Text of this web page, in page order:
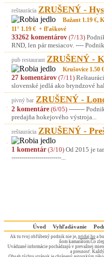
reštaurácia ZRUŠENÝ -
Bažant 1.19 €,
11° 1.19 € + fľaškové
33262 komentárov (7/13)
RND, len pár mesiacov. ----
pub restaurant ZRUŠENÝ -
Krušovice 1.50
27 komentárov (7/11)
slovenské jedlá ako bryndzové
pivný bar ZRUŠENÝ -
2 komentáre (6/05) --------
predajňa hokejového výstroja...
reštaurácia ZRUŠENÝ -
1 komentár (3/10) Od 2015 je
-------------------------...
Úvod Vyhľadávanie
Ak tu tvoj obľúbený podnik nie je, pridaj ho a
ňom kamarátom.Čo
Uvádzané informácie pochádzajú v prevažnej
a presnosť.